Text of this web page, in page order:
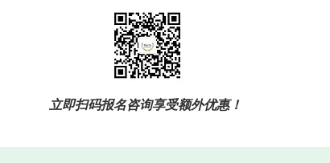
​立即扫码报名咨询享受额外优惠！